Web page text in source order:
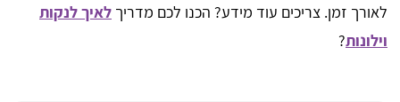
לאורך זמן. צריכים עוד מידע? הכנו לכם מדריך לאיך לנקות
וילונות?